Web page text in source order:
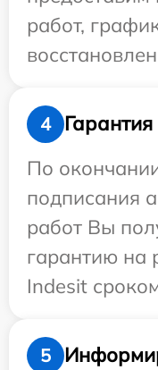
работ,
4
Гарантия
По
подписания
работ Вы
гарантию на
Indesit
5